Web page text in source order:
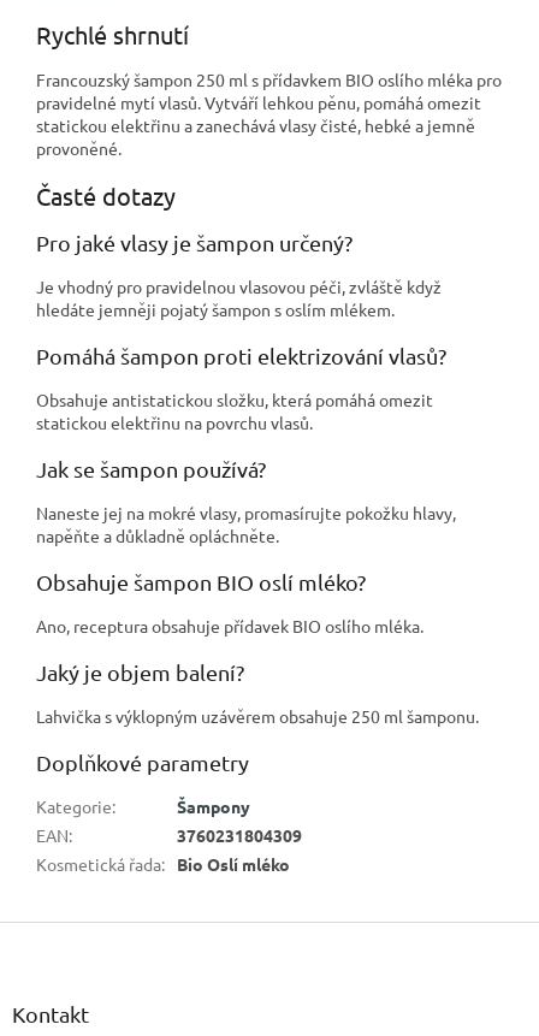
Rychlé shrnutí
Francouzský šampon 250 ml s přídavkem BIO oslího mléka pro
pravidelné mytí vlasů. Vytváří lehkou pěnu, pomáhá omezit
statickou elektřinu a zanechává vlasy čisté, hebké a jemně
provoněné.
Časté dotazy
Pro jaké vlasy je šampon určený?
Je vhodný pro pravidelnou vlasovou péči, zvláště když
hledáte jemněji pojatý šampon s oslím mlékem.
Pomáhá šampon proti elektrizování vlasů?
Obsahuje antistatickou složku, která pomáhá omezit
statickou elektřinu na povrchu vlasů.
Jak se šampon používá?
Naneste jej na mokré vlasy, promasírujte pokožku hlavy,
napěňte a důkladně opláchněte.
Obsahuje šampon BIO oslí mléko?
Ano, receptura obsahuje přídavek BIO oslího mléka.
Jaký je objem balení?
Lahvička s výklopným uzávěrem obsahuje 250 ml šamponu.
Doplňkové parametry
Kategorie:
Šampony
EAN:
3760231804309
Kosmetická řada: Bio Oslí mléko
Z
Kontakt